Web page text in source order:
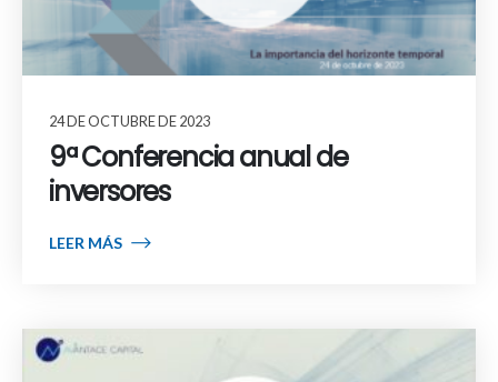
24 DE OCTUBRE DE 2023
9ª Conferencia anual de
inversores
LEER MÁS